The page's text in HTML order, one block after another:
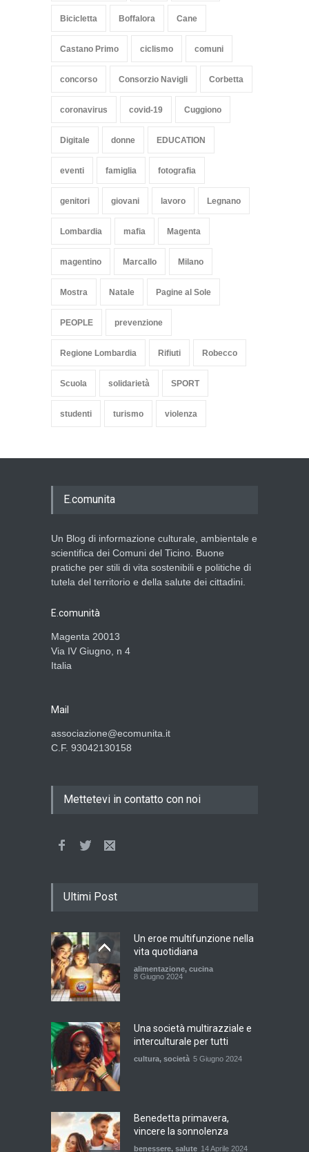
Bicicletta Boffalora Cane
Castano Primo ciclismo comuni
concorso Consorzio Navigli Corbetta
coronavirus covid-19 Cuggiono
Digitale donne EDUCATION
eventi famiglia fotografia
genitori giovani lavoro Legnano
Lombardia mafia Magenta
magentino Marcallo Milano
Mostra Natale Pagine al Sole
PEOPLE prevenzione
Regione Lombardia Rifiuti Robecco
Scuola solidarietà SPORT
studenti turismo violenza
E.comunita
Un Blog di informazione culturale, ambientale e
scientifica dei Comuni del Ticino. Buone
pratiche per stili di vita sostenibili e politiche di
tutela del territorio e della salute dei cittadini.
E.comunità
Magenta 20013
Via IV Giugno, n 4
Italia
Mail
associazione@ecomunita.it
C.F. 93042130158
Mettetevi in contatto con noi
Ultimi Post
Un eroe multifunzione nella
vita quotidiana
alimentazione, cucina
8 Giugno 2024
Una società multirazziale e
interculturale per tutti
cultura, società 5 Giugno 2024
Benedetta primavera,
vincere la sonnolenza
benessere, salute 14 Aprile 2024